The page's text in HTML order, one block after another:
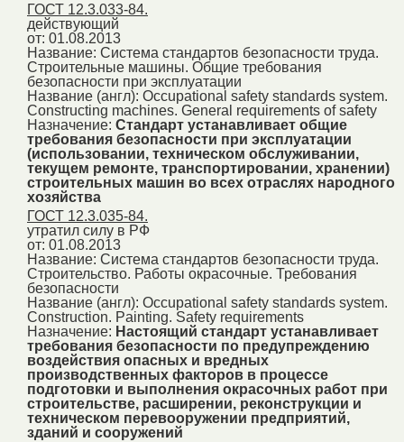
ГОСТ 12.3.033-84.
действующий
от: 01.08.2013
Название: Система стандартов безопасности труда.
Строительные машины. Общие требования
безопасности при эксплуатации
Название (англ): Occupational safety standards system.
Constructing machines. General requirements of safety
Назначение: Стандарт устанавливает общие
требования безопасности при эксплуатации
(использовании, техническом обслуживании,
текущем ремонте, транспортировании, хранении)
строительных машин во всех отраслях народного
хозяйства
ГОСТ 12.3.035-84.
утратил силу в РФ
от: 01.08.2013
Название: Система стандартов безопасности труда.
Строительство. Работы окрасочные. Требования
безопасности
Название (англ): Occupational safety standards system.
Construction. Painting. Safety requirements
Назначение: Настоящий стандарт устанавливает
требования безопасности по предупреждению
воздействия опасных и вредных
производственных факторов в процессе
подготовки и выполнения окрасочных работ при
строительстве, расширении, реконструкции и
техническом перевооружении предприятий,
зданий и сооружений